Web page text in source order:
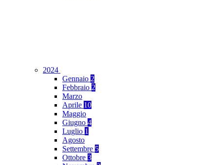
2024
Gennaio 2
Febbraio 2
Marzo
Aprile 10
Maggio
Giugno 4
Luglio 1
Agosto
Settembre 5
Ottobre 3